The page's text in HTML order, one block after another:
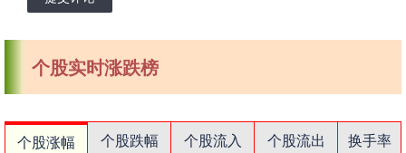
个股实时涨跌榜
个股涨幅 个股跌幅 个股流入 个股流出
换手率